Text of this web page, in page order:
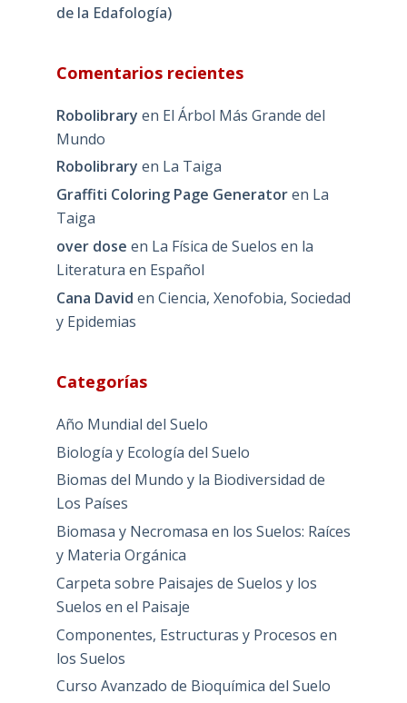
de la Edafología)
Comentarios recientes
Robolibrary en El Árbol Más Grande del
Mundo
Robolibrary en La Taiga
Graffiti Coloring Page Generatoren La
Taiga
over dose en La Física de Suelos en la
Literatura en Español
Cana David en Ciencia, Xenofobia, Sociedad
y Epidemias
Categorías
Año Mundial del Suelo
Biología y Ecología del Suelo
Biomas del Mundo y la Biodiversidad de
Los Países
Biomasa y Necromasa en los Suelos: Raíces
y Materia Orgánica
Carpeta sobre Paisajes de Suelos y los
Suelos en el Paisaje
Componentes, Estructuras y Procesos en
los Suelos
Curso Avanzado de Bioquímica del Suelo